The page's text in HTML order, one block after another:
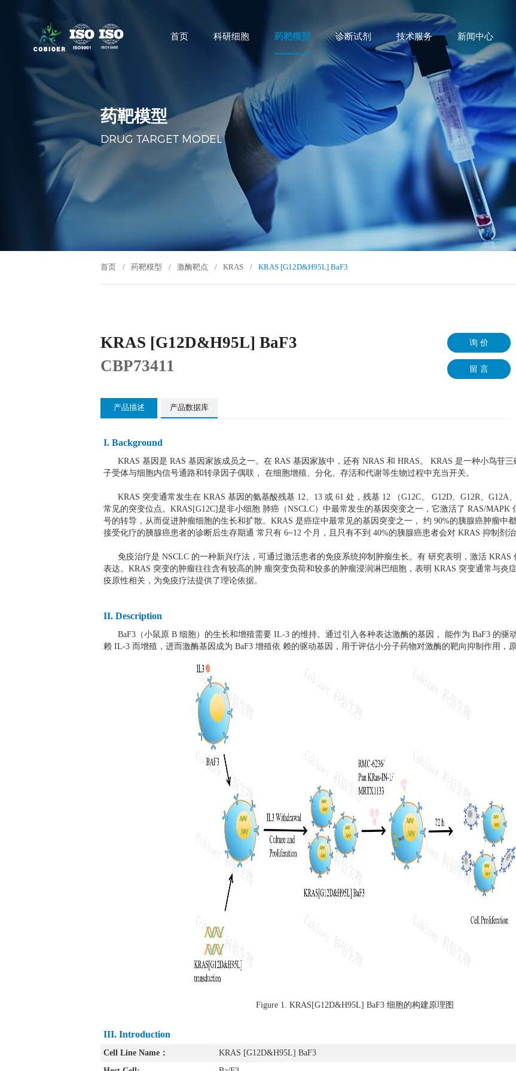
首页 科研细胞 药靶模型 诊断试剂 技术服务 新闻中心
药靶模型
DRUG TARGET MODEL
首页 / 药靶模型 / 激酶靶点 / KRAS / KRAS [G12D&H95L] BaF3
KRAS [G12D&H95L] BaF3
CBP73411
询 价
留 言
产品描述 产品数据库
I. Background
KRAS 基因是 RAS 基因家族成员之一。在 RAS 基因家族中，还有 NRAS 和 HRAS。 KRAS 是一种小鸟苷
子受体与细胞内信号通路和转录因子偶联， 在细胞增殖、分化、存活和代谢等生物过程中充当开关。
KRAS 突变通常发生在 KRAS 基因的氨基酸残基 12、13 或 61 处，残基 12 （G12C、 G12D、G12R、G12A
常见的突变位点。KRAS[G12C]是非小细胞 肺癌（NSCLC）中最常发生的基因突变之一，它激活了 RAS/MAPK
号的转导，从而促进肿瘤细胞的生长和扩散。KRAS 是癌症中最常见的基因突变之一， 约 90%的胰腺癌肿瘤中
接受化疗的胰腺癌患者的诊断后生存期通 常只有 6~12 个月，且只有不到 40%的胰腺癌患者会对 KRAS 抑制剂治
免疫治疗是 NSCLC 的一种新兴疗法，可通过激活患者的免疫系统抑制肿瘤生长。有 研究表明，激活 KRAS
表达。KRAS 突变的肿瘤往往含有较高的肿 瘤突变负荷和较多的肿瘤浸润淋巴细胞，表明 KRAS 突变通常与炎
疫原性相关，为免疫疗法提供了理论依据。
II. Description
BaF3（小鼠原 B 细胞）的生长和增殖需要 IL-3 的维持。通过引入各种表达激酶的基因， 能作为 BaF3 的驱
赖 IL-3 而增殖，进而激酶基因成为 BaF3 增殖依 赖的驱动基因，用于评估小分子药物对激酶的靶向抑制作用，
Figure 1. KRAS[G12D&H95L] BaF3 细胞的构建原理图
III. Introduction
Cell Line Name：
KRAS [G12D&H95L] BaF3